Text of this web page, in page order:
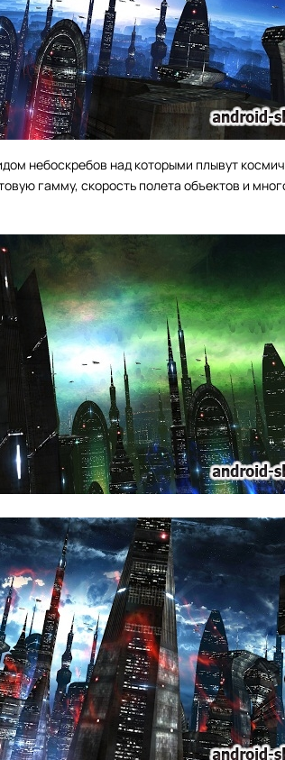
небоскребов над которыми плывут
гамму, скорость полета объектов и